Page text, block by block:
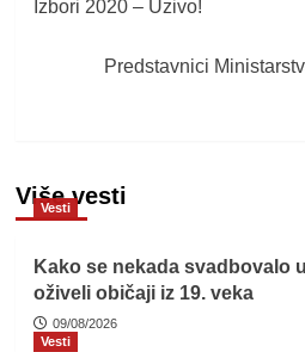
navigation
Izbori 2020 – Uzivo!
Predstavnici
Više vesti
Vesti
Kako se nekada svadbovalo
oživeli običaji iz 19. veka
09/08/2026
Vesti